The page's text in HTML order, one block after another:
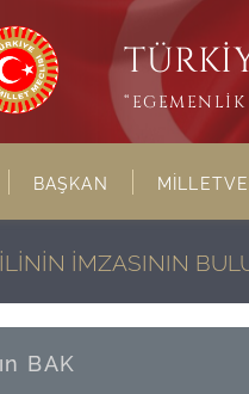
BAŞKAN
İMZASININ
BAK